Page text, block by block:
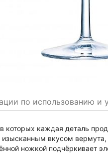
по использованию и
которых каждая деталь
вкусом вермута,
ножкой подчёркивает